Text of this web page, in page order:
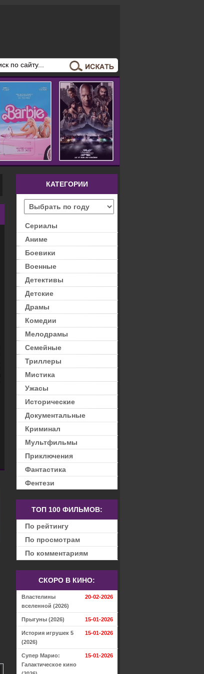
КАТЕГОРИИ
Сериалы
Аниме
Боевики
Военные
Детективы
Детские
Драмы
Комедии
Мелодрамы
Семейные
Триллеры
Мистика
Ужасы
Исторические
Документальные
Криминал
Мультфильмы
Приключения
Фантастика
Фентези
ТОП 100 ФИЛЬМОВ:
По рейтингу
По просмотрам
По комментариям
СКОРО В КИНО:
Властелины
вселенной (2026)
20-02-2026
Прыгуны (2026) 15-01-2026
История игрушек 5
(2026)
15-01-2026
Супер Марио:
Галактическое кино
15-01-2026